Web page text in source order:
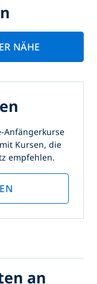
NÄHE
Anfängerkurse
Kursen, die
empfehlen.
an